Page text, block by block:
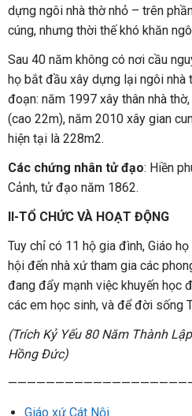
dựng ngôi nhà thờ nhỏ – trên
cúng, nhưng thời thế khó khăn
Sau 40 năm không có nơi cầu
họ bắt đầu xây dựng lại ngôi nhà
đoạn: năm 1997 xây thân nhà
(cao 22m), năm 2010 xây gian
hiện tại là 228m2.
Các chứng nhân tử đạo: Hiền
Cảnh, tử đạo năm 1862.
II-TỔ CHỨC VÀ HOẠT ĐỘNG
Tuy chỉ có 11 hộ gia đình, Giáo
hội đến nhà xứ tham gia các
đang đẩy mạnh việc khuyến học
các em học sinh, và để đời sống
(Trích Kỷ Yếu 80 Năm Thành
Hồng Đức)
Giáo xứ Cát Nội